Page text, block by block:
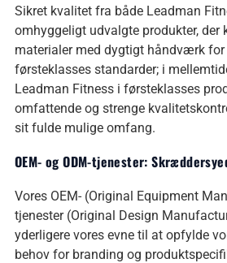
Sikret kvalitet fra både Leadman
omhyggeligt udvalgte produkter, der
materialer med dygtigt håndværk for
førsteklasses standarder; i
Leadman Fitness i førsteklasses
omfattende og strenge
sit fulde mulige omfang.
OEM- og ODM-tjenester:
Vores OEM- (Original Equipment
tjenester (Original Design
yderligere vores evne til at opfylde
behov for branding og